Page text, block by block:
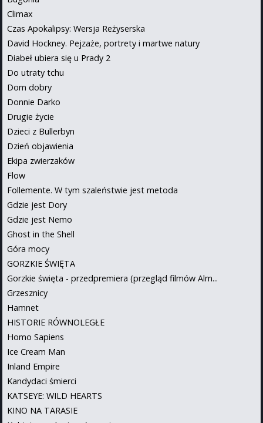
Climax
Czas Apokalipsy: Wersja Reżyserska
David Hockney. Pejzaże, portrety i martwe natury
Diabeł ubiera się u Prady 2
Do utraty tchu
Dom dobry
Donnie Darko
Drugie życie
Dzieci z Bullerbyn
Dzień objawienia
Ekipa zwierzaków
Flow
Follemente. W tym szaleństwie jest metoda
Gdzie jest Dory
Gdzie jest Nemo
Ghost in the Shell
Góra mocy
GORZKIE ŚWIĘTA
Gorzkie święta - przedpremiera (przegląd filmów Alm...
Grzesznicy
Hamnet
HISTORIE RÓWNOLEGŁE
Homo Sapiens
Ice Cream Man
Inland Empire
Kandydaci śmierci
KATSEYE: WILD HEARTS
KINO NA TARASIE